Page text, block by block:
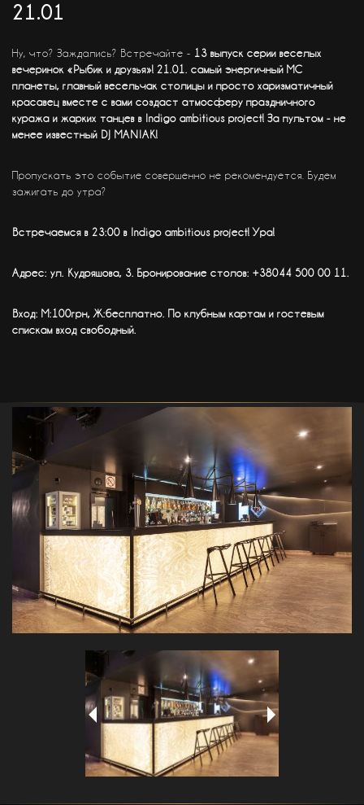
21.01
Ну, что? Заждались? Встречайте - 13 выпуск серии веселых
вечеринок «Рыбик и друзья»! 21.01. самый энергичный МС
планеты, главный весельчак столицы и просто харизматичный
красавец вместе с вами создаст атмосферу праздничного
куража и жарких танцев в Indigo ambitious project! За пультом - не
менее известный DJ MANIAK!
Пропускать это событие совершенно не рекомендуется. Будем
зажигать до утра?
Встречаемся в 23:00 в Indigo ambitious project! Ура!
Адрес: ул. Кудряшова, 3. Бронирование столов: +38044 500 00 11.
Вход: М:100грн, Ж:бесплатно. По клубным картам и гостевым
спискам вход свободный.